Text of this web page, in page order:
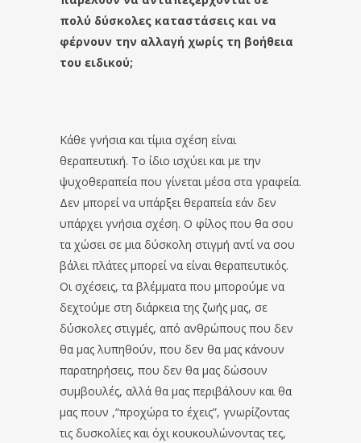
πολύ δύσκολες καταστάσεις και να
φέρνουν την αλλαγή χωρίς τη βοήθεια
του ειδικού;
Κάθε γνήσια και τίμια σχέση είναι
θεραπευτική. Το ίδιο ισχύει και με την
ψυχοθεραπεία που γίνεται μέσα στα γραφεία.
Δεν μπορεί να υπάρξει θεραπεία εάν δεν
υπάρχει γνήσια σχέση. Ο φίλος που θα σου
τα χώσει σε μια δύσκολη στιγμή αντί να σου
βάλει πλάτες μπορεί να είναι θεραπευτικός.
Οι σχέσεις, τα βλέμματα που μπορούμε να
δεχτούμε στη διάρκεια της ζωής μας, σε
δύσκολες στιγμές, από ανθρώπους που δεν
θα μας λυπηθούν, που δεν θα μας κάνουν
παρατηρήσεις, που δεν θα μας δώσουν
συμβουλές, αλλά θα μας περιβάλουν και θα
μας πουν ,“προχώρα το έχεις”, γνωρίζοντας
τις δυσκολίες και όχι κουκουλώνοντας τες,